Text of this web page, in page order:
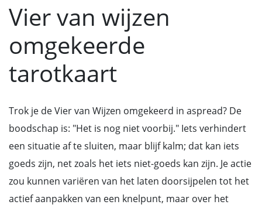
Vier van wijzen
omgekeerde
tarotkaart
Trok je de Vier van Wijzen omgekeerd in aspread? De
boodschap is: "Het is nog niet voorbij." Iets verhindert
een situatie af te sluiten, maar blijf kalm; dat kan iets
goeds zijn, net zoals het iets niet-goeds kan zijn. Je actie
zou kunnen variëren van het laten doorsijpelen tot het
actief aanpakken van een knelpunt, maar over het